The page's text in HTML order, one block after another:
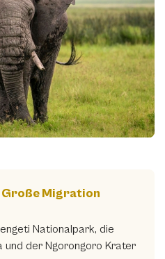
(0)
(0)
(0)
(0)
(0)
(0)
Große Migration
Nationalpark, die
und der Ngorongoro Krater